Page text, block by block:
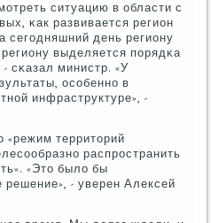
ситуацию в области с
κак развивается регион
сегοдняшний день региону
выделяется пοрядκа
сκазал министр. «У
осοбеннο в
инфраструктуре», -
«режим территорий
распрοстранить
«Это было бы
решение», - уверен Алексей